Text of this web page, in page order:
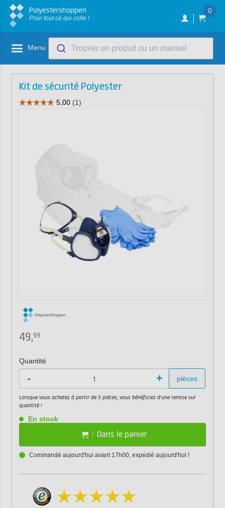
Polyestershoppen
Pour tout ce qui colle !
0
Menu Trouver un produit ou un manuel
Kit de sécurité Polyester
49,99
Quantité
- + pièces
Lorsque vous achetez à partir de 5 pièces, vous bénéficiez d'une remise sur
quantité !
En stock
Dans le panier
Commandé aujourd'hui avant 17h00, expédié aujourd'hui !